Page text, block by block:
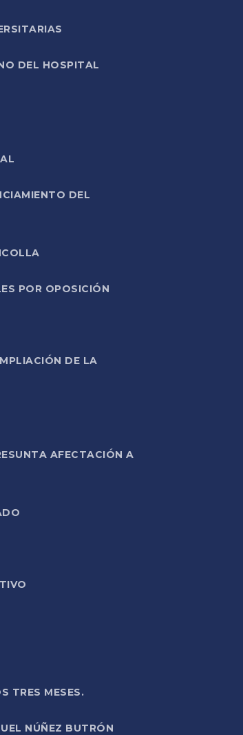
DEL HOSPITAL
DEL
POR OPOSICIÓN
DE LA
AFECTACIÓN A
TRES MESES.
NÚÑEZ BUTRÓN